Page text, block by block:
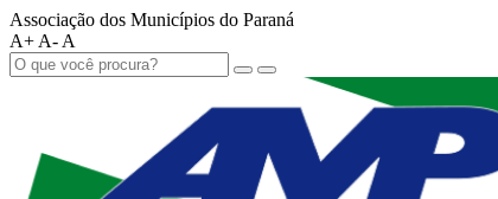
Associação dos Municípios do Paraná
A+ A- A